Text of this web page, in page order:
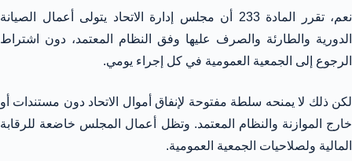
نعم، تقرر المادة 233 أن مجلس إدارة الاتحاد يتولى أعمال الصيانة
الدورية والطارئة والصرف عليها وفق النظام المعتمد، دون اشتراط
الرجوع إلى الجمعية العمومية في كل إجراء يومي.
لكن ذلك لا يمنحه سلطة مفتوحة لإنفاق أموال الاتحاد دون مستندات أو
خارج الموازنة والنظام المعتمد. وتظل أعمال المجلس خاضعة للرقابة
المالية ولصلاحيات الجمعية العمومية.